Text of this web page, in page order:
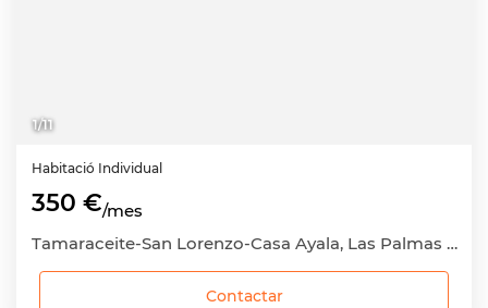
1/11
Habitació Individual
350 €/mes
Tamaraceite-San Lorenzo-Casa Ayala, Las Palmas de Gran Canaria, Las Palmas
Contactar